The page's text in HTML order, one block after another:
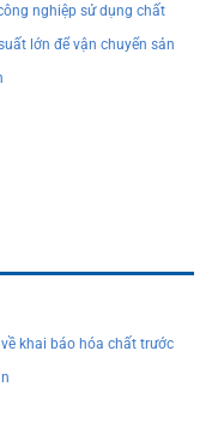
nghiệp sử dụng chất
lớn để vận chuyển sản
khai báo hóa chất trước